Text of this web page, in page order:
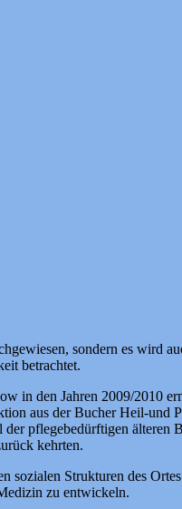
sondern es wird
betrachtet.
in den Jahren 2009/2010
aus der Bucher Heil-und
pflegebedürftigen älteren
kehrten.
sozialen Strukturen des
zu entwickeln.